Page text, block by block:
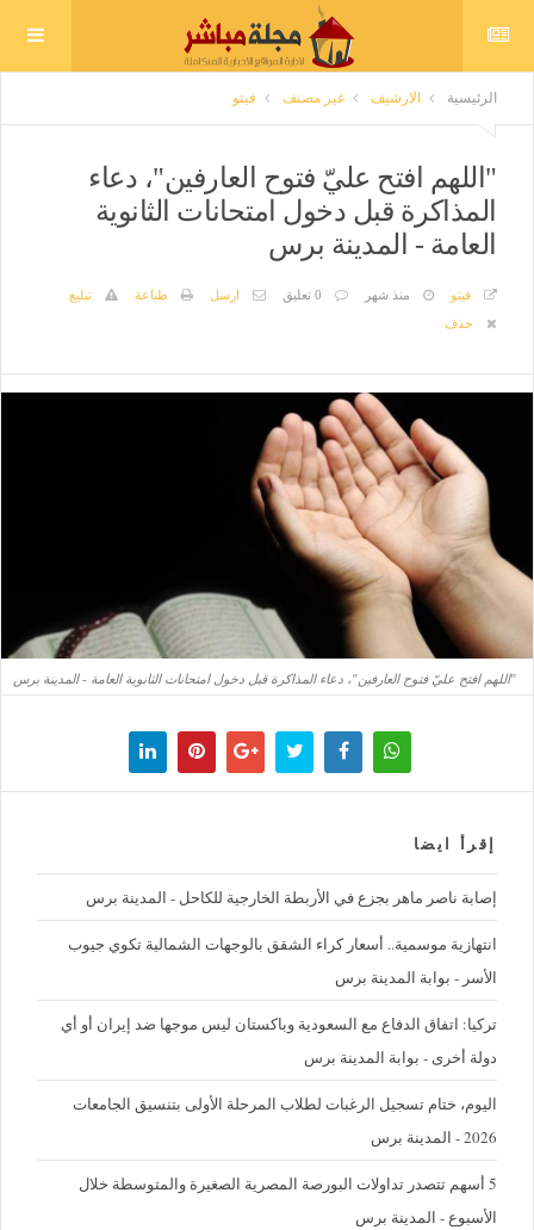
الرئيسية الارشيف غير مصنف فيتو
"اللهم افتح عليّ فتوح العارفين"، دعاء
المذاكرة قبل دخول امتحانات الثانوية
العامة - المدينة برس
فيتو منذ شهر 0 تعليق ارسل طباعة
تبليغ
حذف
"اللهم افتح عليّ فتوح العارفين"، دعاء المذاكرة قبل دخول امتحانات الثانوية العامة - المدينة برس
إقرأ ايضا
إصابة ناصر ماهر بجزع في الأربطة الخارجية للكاحل - المدينة برس
‪انتهازية موسمية.. أسعار كراء الشقق بالوجهات الشمالية تكوي جيوب
الأسر - بوابة المدينة برس
تركيا: اتفاق الدفاع مع السعودية وباكستان ليس موجها ضد إيران أو أي
دولة أخرى - بوابة المدينة برس
اليوم، ختام تسجيل الرغبات لطلاب المرحلة الأولى بتنسيق الجامعات
2026 - المدينة برس
5 أسهم تتصدر تداولات البورصة المصرية الصغيرة والمتوسطة خلال
الأسبوع - المدينة برس